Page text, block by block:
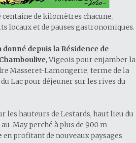
de kilomètres chacune,
locaux et de pauses gastronomiques.
donné depuis la Résidence de
, Vigeois pour enjamber la
Masseret-Lamongerie, terme de la
Lac pour déjeuner sur les rives du
les hauteurs de Lestards, haut lieu du
May perché à plus de 900 m
en profitant de nouveaux paysages